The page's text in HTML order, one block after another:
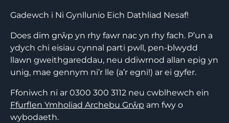
Gadewch i Ni Gynllunio Eich Dathliad Nesaf!
Does dim grŵp yn rhy fawr nac yn rhy fach. P’un a
ydych chi eisiau cynnal parti pwll, pen-blwydd
llawn gweithgareddau, neu ddiwrnod allan epig yn
unig, mae gennym ni’r lle (a’r egni!) ar ei gyfer.
Ffoniwch ni ar 0300 300 3112 neu cwblhewch ein
Ffurflen Ymholiad Archebu Grŵp am fwy o
wybodaeth.